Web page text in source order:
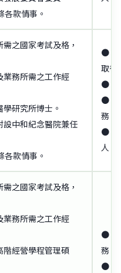
款情事。
之國家考試及格，
務所需之工作經
研究所博士。
中和紀念醫院兼任
款情事。
● 最
取得
● 本
● 本
務。
● 未
人。
之國家考試及格，
務所需之工作經
經營學程管理碩
● 最
務、
● 本